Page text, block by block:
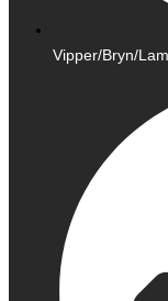
Vipper/Bryn/